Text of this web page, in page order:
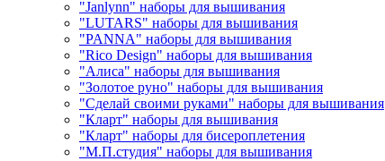
"Janlynn" наборы для вышивания
"LUTARS" наборы для вышивания
"PANNA" наборы для вышивания
"Rico Design" наборы для вышивания
"Алиса" наборы для вышивания
"Золотое руно" наборы для вышивания
"Сделай своими руками" наборы для вышивания
"Кларт" наборы для вышивания
"Кларт" наборы для бисероплетения
"М.П.студия" наборы для вышивания